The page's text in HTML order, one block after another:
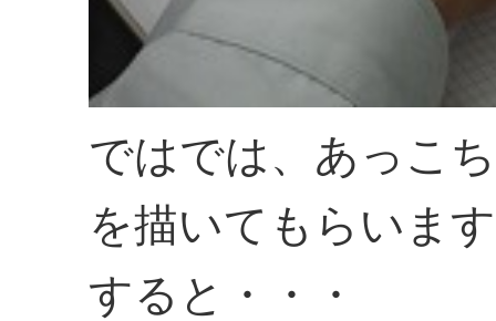
ではでは、あっこ
を描いてもらいま
すると・・・